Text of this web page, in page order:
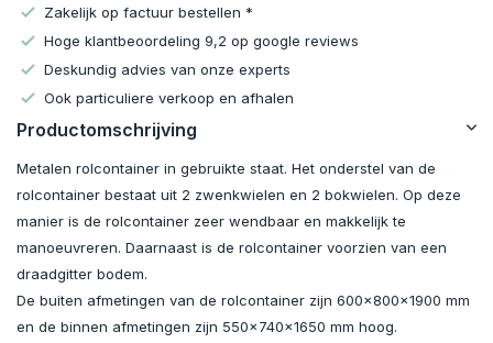
Zakelijk op factuur bestellen *
Hoge klantbeoordeling 9,2 op google reviews
Deskundig advies van onze experts
Ook particuliere verkoop en afhalen
Productomschrijving
Metalen rolcontainer in gebruikte staat. Het onderstel van de
rolcontainer bestaat uit 2 zwenkwielen en 2 bokwielen. Op deze
manier is de rolcontainer zeer wendbaar en makkelijk te
manoeuvreren. Daarnaast is de rolcontainer voorzien van een
draadgitter bodem.
De buiten afmetingen van de rolcontainer zijn 600x800x1900 mm
en de binnen afmetingen zijn 550x740x1650 mm hoog.